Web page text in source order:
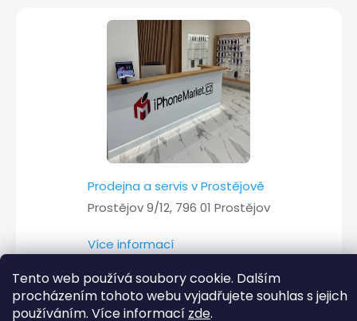
Tento web používá soubory cookie. Dalším
procházením tohoto webu vyjadřujete souhlas s jejich
používáním. Více informací zde.
Prodejna a servis v Prostějově
Prostějov 9/12, 796 01 Prostějov
Více informací
Copyright 2026iPhoneMarket.cz. Všechna práva vyhrazena.